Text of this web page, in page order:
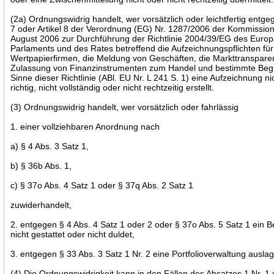
(2a) Ordnungswidrig handelt, wer vorsätzlich oder leichtfertig
7 oder Artikel 8 der Verordnung (EG) Nr. 1287/2006 der
August 2006 zur Durchführung der Richtlinie 2004/39/EG des
Parlaments und des Rates betreffend die Aufzeichnungspflichten für
Wertpapierfirmen, die Meldung von Geschäften, die
Zulassung von Finanzinstrumenten zum Handel und bestimmte
Sinne dieser Richtlinie (ABl. EU Nr. L 241 S. 1) eine Aufzeichnung
richtig, nicht vollständig oder nicht rechtzeitig erstellt.
(3) Ordnungswidrig handelt, wer vorsätzlich oder fahrlässig
1. einer vollziehbaren Anordnung nach
a) § 4 Abs. 3 Satz 1,
b) § 36b Abs. 1,
c) § 37o Abs. 4 Satz 1 oder § 37q Abs. 2 Satz 1
zuwiderhandelt,
2. entgegen § 4 Abs. 4 Satz 1 oder 2 oder § 37o Abs. 5 Satz 1 ein
nicht gestattet oder nicht duldet,
3. entgegen § 33 Abs. 3 Satz 1 Nr. 2 eine Portfolioverwaltung